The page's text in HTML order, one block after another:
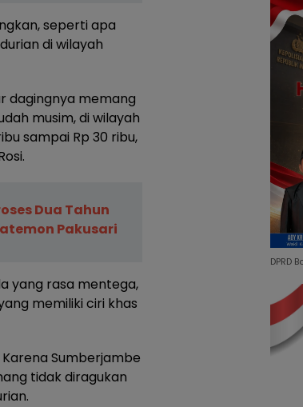
seperti apa
di wilayah
dagingnya memang
musim, di wilayah
sampai Rp 30 ribu,
Dua Tahun
Pakusari
yang rasa mentega,
memiliki ciri khas
Sumberjambe
tidak diragukan
DPRD